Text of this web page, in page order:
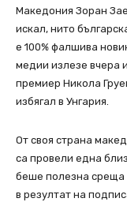
Македония Зоран
искал, нито
е 100% фалшива
медии излезе вчера
премиер Никола
избягал в Унгария.
От своя страна
са провели една
беше полезна среща
в резултат на